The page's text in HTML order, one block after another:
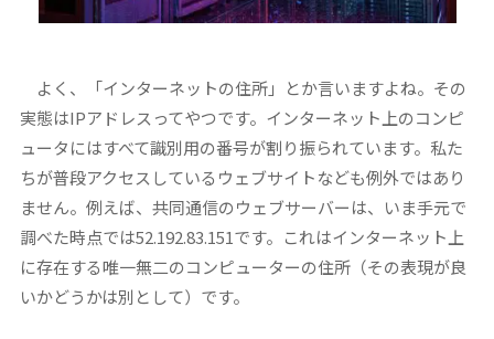
よく、「インターネットの住所」とか言いますよね。その
実態はIPアドレスってやつです。インターネット上のコンピ
ュータにはすべて識別用の番号が割り振られています。私た
ちが普段アクセスしているウェブサイトなども例外ではあり
ません。例えば、共同通信のウェブサーバーは、いま手元で
調べた時点では52.192.83.151です。これはインターネット上
に存在する唯一無二のコンピューターの住所（その表現が良
いかどうかは別として）です。